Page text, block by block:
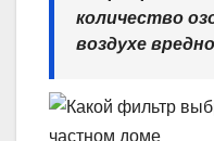
количество
воздухе